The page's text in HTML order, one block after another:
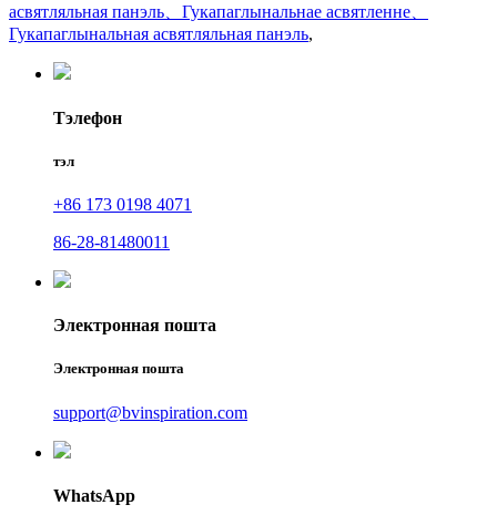
асвятляльная панэль、Гукапаглынальнае асвятленне、
Гукапаглынальная асвятляльная панэль,
Тэлефон
тэл
+86 173 0198 4071
86-28-81480011
Электронная пошта
Электронная пошта
support@bvinspiration.com
WhatsApp